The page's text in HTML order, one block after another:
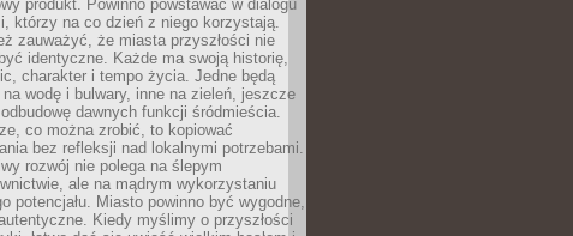
produkt. Powinno powstawać w dialogu
którzy na co dzień z niego korzystają.
zauważyć, że miasta przyszłości nie
identyczne. Każde ma swoją historię,
charakter i tempo życia. Jedne będą
wodę i bulwary, inne na zieleń, jeszcze
dawnych funkcji śródmieścia.
co można zrobić, to kopiować
bez refleksji nad lokalnymi potrzebami.
rozwój nie polega na ślepym
ale na mądrym wykorzystaniu
potencjału. Miasto powinno być wygodne,
Kiedy myślimy o przyszłości